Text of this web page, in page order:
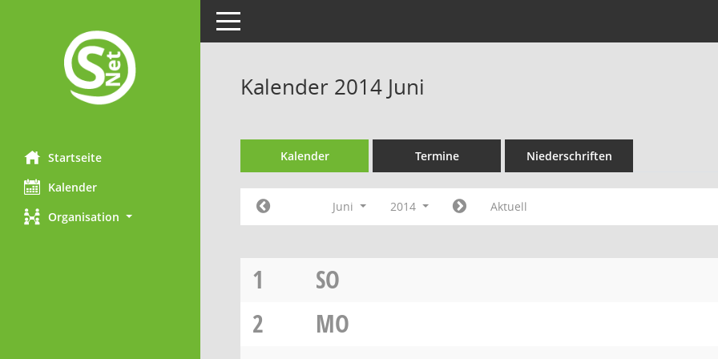
Startseite
Kalender
Organisation
Toggle navigation
Kalender 2014 Juni
Kalender Termine Niederschriften
Juni 2014 Aktuell
1
SO
2
MO